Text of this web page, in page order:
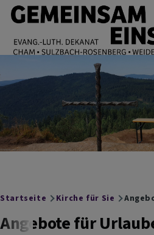
Direkt zum Inhalt
EVANG.-LUTH. DEKANAT
Cham Sulzbach-Rosenberg Weiden
Breadcrumb
Startseite Kirche für Sie
Angebote für